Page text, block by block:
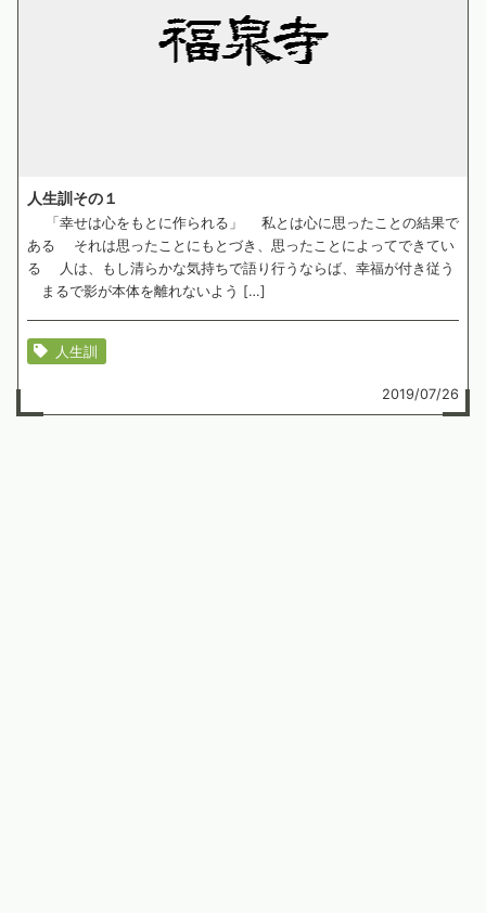
人生訓その１
「幸せは心をもとに作られる」 私とは心に思ったことの結果で
ある それは思ったことにもとづき、思ったことによってできてい
る 人は、もし清らかな気持ちで語り行うならば、幸福が付き従う
まるで影が本体を離れないよう […]
人生訓
2019/07/26